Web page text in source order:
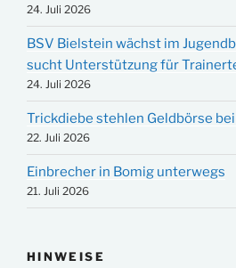
24. Juli 2026
BSV Bielstein wächst im
sucht Unterstützung für
24. Juli 2026
Trickdiebe stehlen Geldbörse
22. Juli 2026
Einbrecher in Bomig unterwegs
21. Juli 2026
HINWEISE